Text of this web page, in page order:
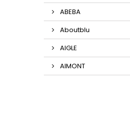
ABEBA
Aboutblu
AIGLE
AIMONT